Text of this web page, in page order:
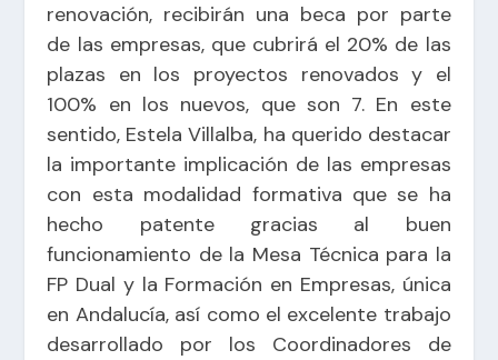
renovación, recibirán una beca por parte
de las empresas, que cubrirá el 20% de las
plazas en los proyectos renovados y el
100% en los nuevos, que son 7. En este
sentido, Estela Villalba, ha querido destacar
la importante implicación de las empresas
con esta modalidad formativa que se ha
hecho patente gracias al buen
funcionamiento de la Mesa Técnica para la
FP Dual y la Formación en Empresas, única
en Andalucía, así como el excelente trabajo
desarrollado por los Coordinadores de